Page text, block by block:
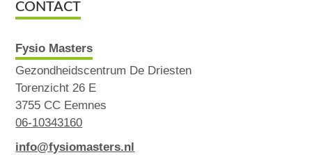
CONTACT
Fysio Masters
Gezondheidscentrum De Driesten
Torenzicht 26 E
3755 CC Eemnes
06-10343160
info@fysiomasters.nl